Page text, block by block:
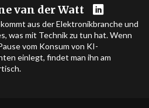
van der Watt
aus der Elektronikbranche und
was mit Technik zu tun hat. Wenn
vom Konsum von KI-
einlegt, findet man ihn am